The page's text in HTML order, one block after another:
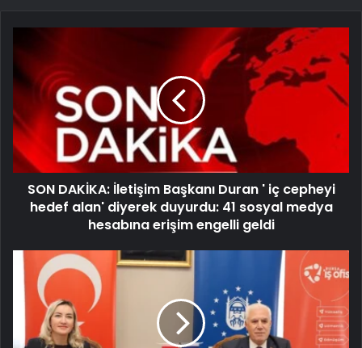
SON DAKİKA: İletişim Başkanı Duran ' iç cepheyi
hedef alan' diyerek duyurdu: 41 sosyal medya
hesabına erişim engelli geldi